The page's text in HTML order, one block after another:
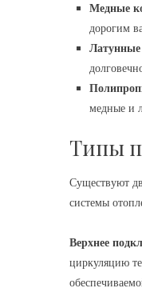
Медные
дорогим
медные и
Типы
Существуют
системы
Верхнее
циркуляцию